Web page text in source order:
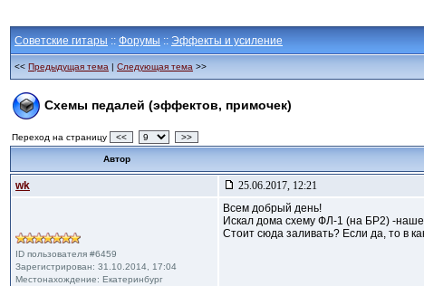
Советские гитары :: Форумы :: Эффекты и усиление
<< Предыдущая тема | Следующая тема >>
Схемы педалей (эффектов, примочек)
Переход на страницу << >>
Автор
wk 25.06.2017, 12:21
ID пользователя #6459
Зарегистрирован: 31.10.2014, 17:04
Местонахождение: Екатеринбург
Всем добрый день!
Искал дома схему ФЛ-1 (на БР2) -
Стоит сюда заливать? Если да, то в